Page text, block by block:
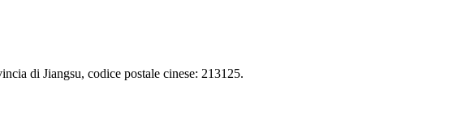
di Jiangsu, codice postale cinese: 213125.